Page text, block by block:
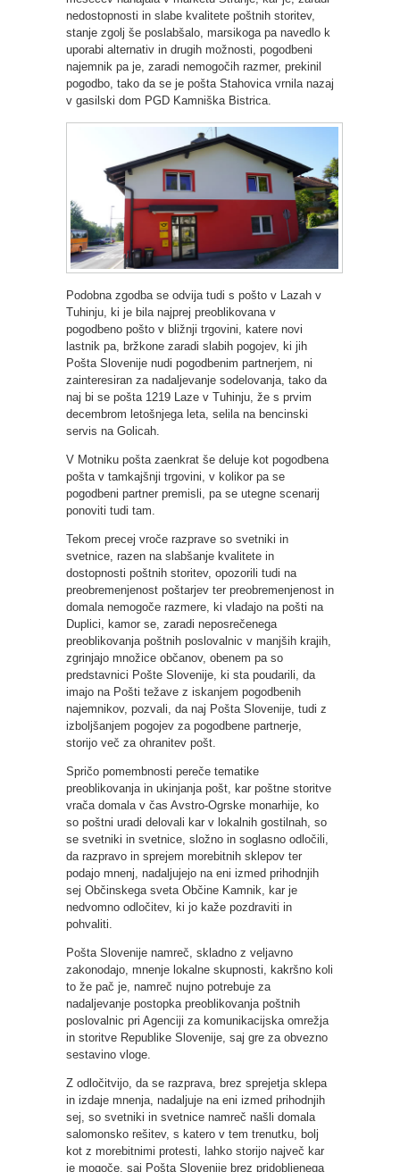
nedostopnosti in slabe kvalitete poštnih storitev,
stanje zgolj še poslabšalo, marsikoga pa navedlo k
uporabi alternativ in drugih možnosti, pogodbeni
najemnik pa je, zaradi nemogočih razmer, prekinil
pogodbo, tako da se je pošta Stahovica vrnila nazaj
v gasilski dom PGD Kamniška Bistrica.
Podobna zgodba se odvija tudi s pošto v Lazah v
Tuhinju, ki je bila najprej preoblikovana v
pogodbeno pošto v bližnji trgovini, katere novi
lastnik pa, bržkone zaradi slabih pogojev, ki jih
Pošta Slovenije nudi pogodbenim partnerjem, ni
zainteresiran za nadaljevanje sodelovanja, tako da
naj bi se pošta 1219 Laze v Tuhinju, že s prvim
decembrom letošnjega leta, selila na bencinski
servis na Golicah.
V Motniku pošta zaenkrat še deluje kot pogodbena
pošta v tamkajšnji trgovini, v kolikor pa se
pogodbeni partner premisli, pa se utegne scenarij
ponoviti tudi tam.
Tekom precej vroče razprave so svetniki in
svetnice, razen na slabšanje kvalitete in
dostopnosti poštnih storitev, opozorili tudi na
preobremenjenost poštarjev ter preobremenjenost in
domala nemogoče razmere, ki vladajo na pošti na
Duplici, kamor se, zaradi neposrečenega
preoblikovanja poštnih poslovalnic v manjših krajih,
zgrinjajo množice občanov, obenem pa so
predstavnici Pošte Slovenije, ki sta poudarili, da
imajo na Pošti težave z iskanjem pogodbenih
najemnikov, pozvali, da naj Pošta Slovenije, tudi z
izboljšanjem pogojev za pogodbene partnerje,
storijo več za ohranitev pošt.
Spričo pomembnosti pereče tematike
preoblikovanja in ukinjanja pošt, kar poštne storitve
vrača domala v čas Avstro-Ogrske monarhije, ko
so poštni uradi delovali kar v lokalnih gostilnah, so
se svetniki in svetnice, složno in soglasno odločili,
da razpravo in sprejem morebitnih sklepov ter
podajo mnenj, nadaljujejo na eni izmed prihodnjih
sej Občinskega sveta Občine Kamnik, kar je
nedvomno odločitev, ki jo kaže pozdraviti in
pohvaliti.
Pošta Slovenije namreč, skladno z veljavno
zakonodajo, mnenje lokalne skupnosti, kakršno koli
to že pač je, namreč nujno potrebuje za
nadaljevanje postopka preoblikovanja poštnih
poslovalnic pri Agenciji za komunikacijska omrežja
in storitve Republike Slovenije, saj gre za obvezno
sestavino vloge.
Z odločitvijo, da se razprava, brez sprejetja sklepa
in izdaje mnenja, nadaljuje na eni izmed prihodnjih
sej, so svetniki in svetnice namreč našli domala
salomonsko rešitev, s katero v tem trenutku, bolj
kot z morebitnimi protesti, lahko storijo največ kar
je mogoče, saj Pošta Slovenije brez pridobljenega